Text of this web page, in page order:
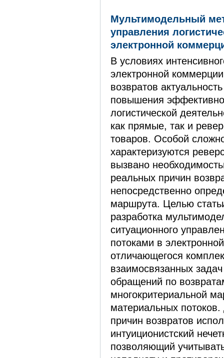
Мультимодельный
управления
электронной
В условиях
электронной
возвратов
повышения
логистической
как прямые, так и
товаров. Особой
характеризуются
вызвано
реальных причин
непосредственно
маршрута. Целью
разработка
ситуационного
потоками в
отличающегося
взаимосвязанных
обращений по
многокритериальной
материальных
причин возвратов
интуиционистский
позволяющий